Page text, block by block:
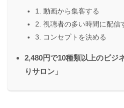
1. 動画から集客する
2. 視聴者の多い時間に配信
3. コンセプトを決める
2,480円で10種類以上のビジ
りサロン」